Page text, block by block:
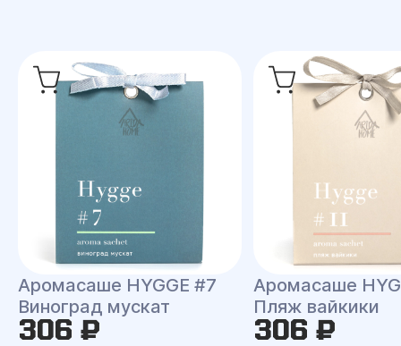
Аромасаше HYGGE #7
Виноград мускат
306 ₽
Аромасаше
Пляж вайкики
306 ₽